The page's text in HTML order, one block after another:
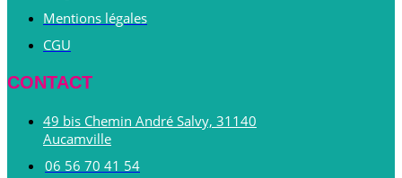
Mentions légales
CGU
CONTACT
49 bis Chemin André Salvy, 31140
Aucamville
06 56 70 41 54